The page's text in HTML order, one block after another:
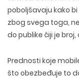
poboljšavaju kako
zbog svega toga,
do publike čiji je
Prednosti koje
što obezbeđuje to